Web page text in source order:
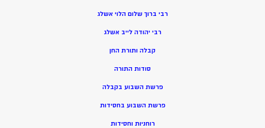
רבי ברוך שלום הלוי אשלג
רבי יהודה לייב אשלג
קבלה ותורת החן
סודות התורה
פרשת השבוע בקבלה
פרשת השבוע בחסידות
רוחניות וחסידות